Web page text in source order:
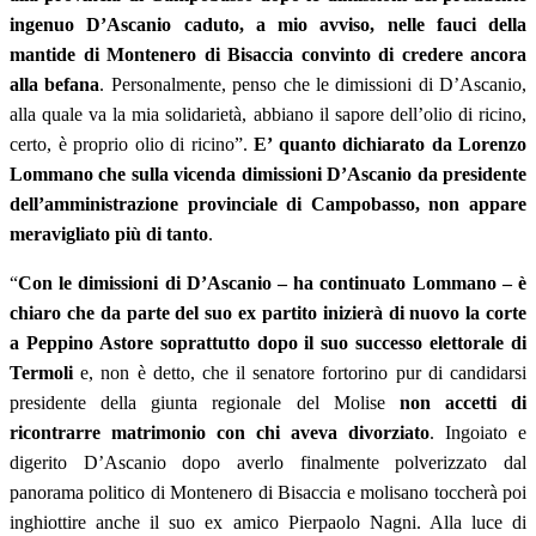
ingenuo D’Ascanio caduto, a mio avviso, nelle fauci della
mantide di Montenero di Bisaccia convinto di credere ancora
alla befana. Personalmente, penso che le dimissioni di D’Ascanio,
alla quale va la mia solidarietà, abbiano il sapore dell’olio di ricino,
certo, è proprio olio di ricino”. E’ quanto dichiarato da Lorenzo
Lommano che sulla vicenda dimissioni D’Ascanio da presidente
dell’amministrazione provinciale di Campobasso, non appare
meravigliato più di tanto.
“Con le dimissioni di D’Ascanio – ha continuato Lommano – è
chiaro che da parte del suo ex partito inizierà di nuovo la corte
a Peppino Astore soprattutto dopo il suo successo elettorale di
Termoli e, non è detto, che il senatore fortorino pur di candidarsi
presidente della giunta regionale del Molise non accetti di
ricontrarre matrimonio con chi aveva divorziato. Ingoiato e
digerito D’Ascanio dopo averlo finalmente polverizzato dal
panorama politico di Montenero di Bisaccia e molisano toccherà poi
inghiottire anche il suo ex amico Pierpaolo Nagni. Alla luce di